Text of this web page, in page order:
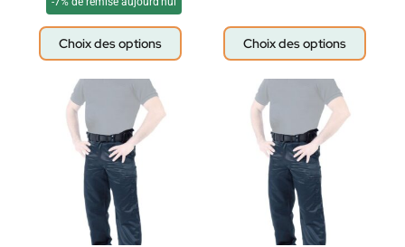
Choix des options Choix des options